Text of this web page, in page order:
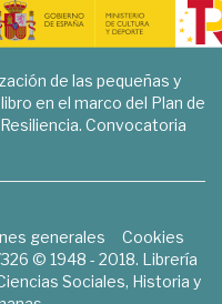
de las pequeñas y
en el marco del Plan de
Convocatoria
generales
Cookies
© 1948 - 2018. Librería
Sociales, Historia y